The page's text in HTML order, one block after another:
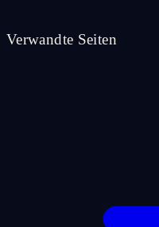
Verwandte Seiten